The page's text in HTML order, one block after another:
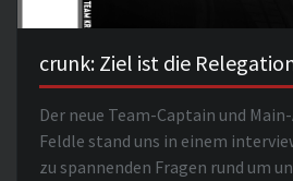
crunk: Ziel ist die
Der neue Team-Captain und
Feldle stand uns in einem
zu spannenden Fragen rund um